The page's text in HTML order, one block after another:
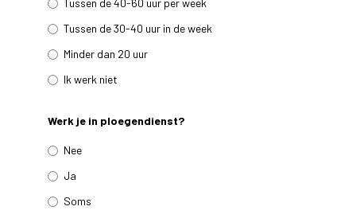
Tussen de 40-60 uur per week
Tussen de 30-40 uur in de week
Minder dan 20 uur
Ik werk niet
Werk je in ploegendienst?
Nee
Ja
Soms